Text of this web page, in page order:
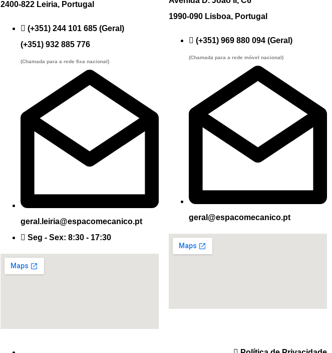
2400-822 Leiria, Portugal
(+351) 244 101 685 (Geral)
(+351) 932 885 776
(Chamada para a rede fixa nacional)
geral.leiria@espacomecanico.pt
Seg - Sex: 8:30 - 17:30
1990-090 Lisboa, Portugal
(+351) 969 880 094 (Geral)
(Chamada para a rede móvel nacional)
geral@espacomecanico.pt